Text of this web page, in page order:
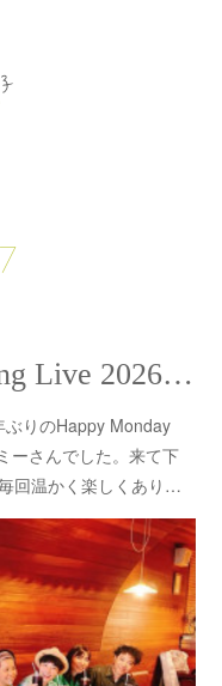
Happy Monday Morning Live 2026@ララミー
ぶりのHappy Monday
ーさんでした。来て下
回温かく楽しくあり…